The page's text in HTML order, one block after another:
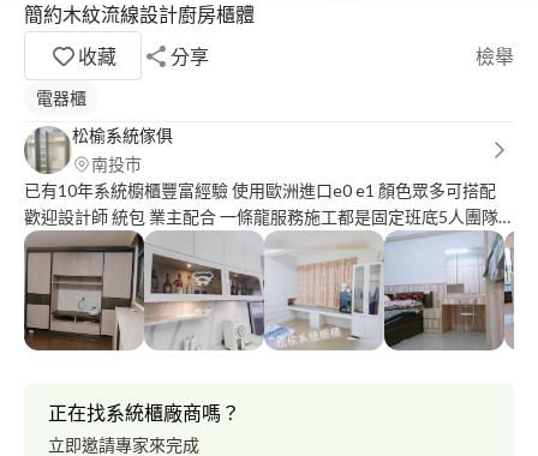
簡約木紋流線設計廚房櫃體
收藏
分享 檢舉
電器櫃
松榆系統傢俱
南投市
已有10年系統櫥櫃豐富經驗 使用歐洲進口e0 e1 顏色眾多可搭配
歡迎設計師 統包 業主配合 一條龍服務施工都是固定班底5人團隊
免去找師傅安裝品質顧不到 免費丈量 規劃出圖 報價 希望有緣能為
各位服務
正在找系統櫃廠商嗎？
立即邀請專家來完成